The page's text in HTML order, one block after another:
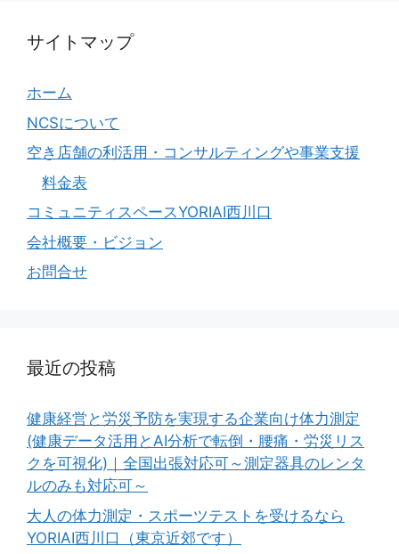
サイトマップ
ホーム
NCSについて
空き店舗の利活用・コンサルティングや事業支援
料金表
コミュニティスペースYORIAI西川口
会社概要・ビジョン
お問合せ
最近の投稿
健康経営と労災予防を実現する企業向け体力測定
(健康データ活用とAI分析で転倒・腰痛・労災リス
クを可視化)｜全国出張対応可～測定器具のレンタ
ルのみも対応可～
大人の体力測定・スポーツテストを受けるなら
YORIAI西川口（東京近郊です）